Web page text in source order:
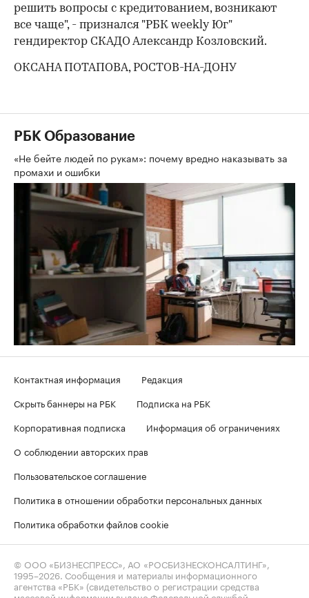
решить вопросы с кредитованием, возникают
все чаще", - признался "РБК weekly Юг"
гендиректор СКАДО Александр Козловский.
ОКСАНА ПОТАПОВА, РОСТОВ-НА-ДОНУ
РБК Образование
«Не бейте людей по рукам»: почему вредно наказывать за
промахи и ошибки
Контактная информация
Редакция
Скрыть баннеры на РБК
Подписка на РБК
Корпоративная подписка
Информация об ограничениях
О соблюдении авторских прав
Пользовательское соглашение
Политика в отношении обработки персональных данных
Политика обработки файлов cookie
© ООО «БИЗНЕСПРЕСС», АО «РОСБИЗНЕСКОНСАЛТИНГ»,
1995–2026. Сообщения и материалы информационного
агентства «РБК» (свидетельство о регистрации средства